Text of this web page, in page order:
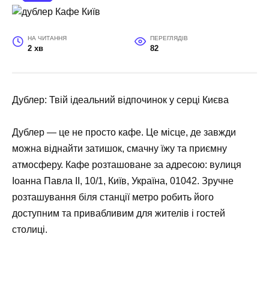
НА ЧИТАННЯ
2 хв
ПЕРЕГЛЯДІВ
82
Дублер: Твій ідеальний відпочинок у серці Києва
Дублер — це не просто кафе. Це місце, де завжди
можна віднайти затишок, смачну їжу та приємну
атмосферу. Кафе розташоване за адресою: вулиця
Іоанна Павла II, 10/1, Київ, Україна, 01042. Зручне
розташування біля станції метро робить його
доступним та привабливим для жителів і гостей
столиці.